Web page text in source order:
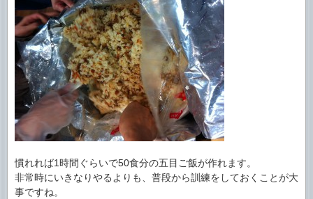
慣れれば1時間ぐらいで50食分の五目ご飯が作れます。
非常時にいきなりやるよりも、普段から訓練をしておくことが大
事ですね。